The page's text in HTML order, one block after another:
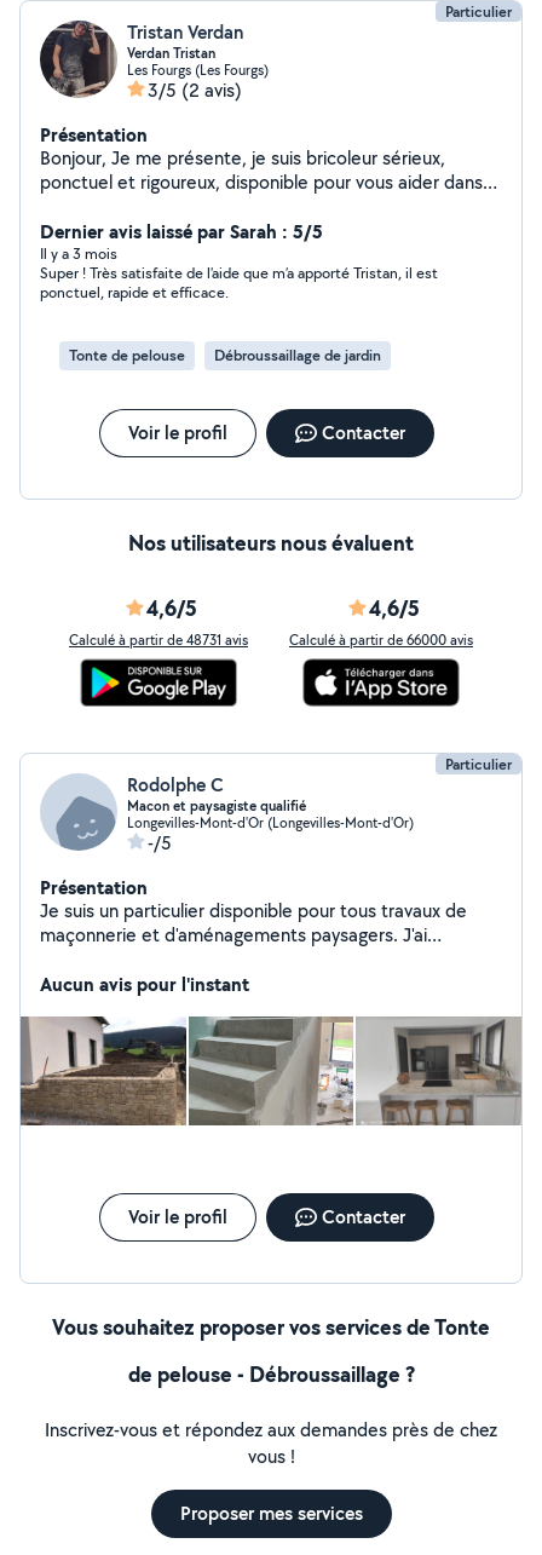
Particulier
Tristan Verdan
Verdan Tristan
Les Fourgs (Les Fourgs)
3/5 (2 avis)
Présentation
Bonjour, Je me présente, je suis bricoleur sérieux,
ponctuel et rigoureux, disponible pour vous aider dans
réalise chaque mission avec soin afin de garantir un
travail propre et de qualité. Je peux intervenir pour
différents besoins : montage de meubles, petites
réparations, fixation d'étagères, peinture, entretien,
Fiable et à l'écoute, je m'adapte à vos demandes et je
veille toujours au respect des délais convenus. Mon
professionnalisme et bonne humeur. N'hésitez pas à me
contacter, ce sera un plaisir de vous aider. À bientôt !
Dernier avis laissé par Sarah : 5/5
Il y a 3 mois
Super ! Très satisfaite de l’aide que m’a apporté Tristan, il est
ponctuel, rapide et efficace.
Tonte de pelouse Débroussaillage de jardin
Voir le profil Contacter
Nos utilisateurs nous évaluent
4,6/5
Calculé à partir de 48731 avis
4,6/5
Calculé à partir de 66000 avis
Particulier
Rodolphe C
Macon et paysagiste qualifié
Longevilles-Mont-d'Or (Longevilles-Mont-d'Or)
-/5
Présentation
Je suis un particulier disponible pour tous travaux de
maçonnerie et d'aménagements paysagers. J'ai
d'intérieurs. A votre disposition.
Aucun avis pour l'instant
Voir le profil Contacter
Vous souhaitez proposer vos services de Tonte
de pelouse - Débroussaillage ?
Inscrivez-vous et répondez aux demandes près de chez
vous !
Proposer mes services